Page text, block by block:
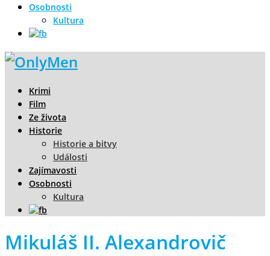
Osobnosti
Kultura
Krimi
Film
Ze života
Historie
Historie a bitvy
Události
Zajímavosti
Osobnosti
Kultura
Mikuláš II. Alexandrovič